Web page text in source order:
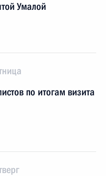
Умалой
по итогам визита